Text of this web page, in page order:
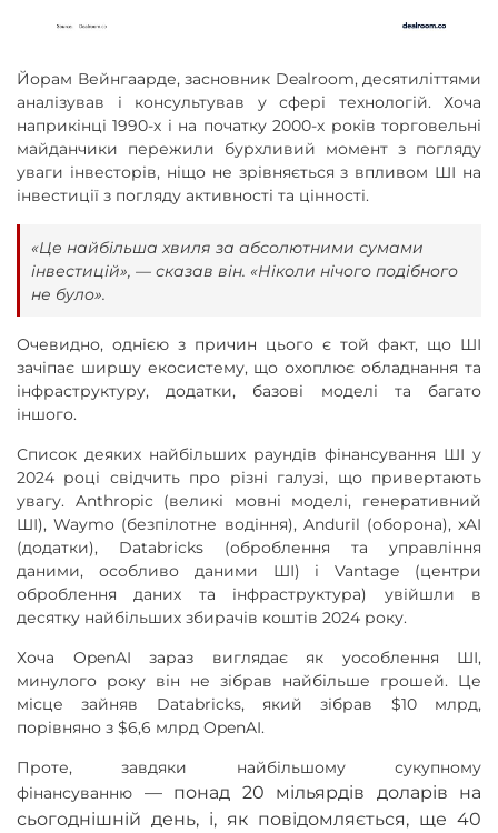
Йорам Вейнгаарде, засновник Dealroom, десятиліттями
аналізував і консультував у сфері технологій. Хоча
наприкінці 1990-х і на початку 2000-х років торговельні
майданчики пережили бурхливий момент з погляду
уваги інвесторів, ніщо не зрівняється з впливом ШІ на
інвестиції з погляду активності та цінності.
«Це найбільша хвиля за абсолютними сумами
інвестицій», — сказав він. «Ніколи нічого подібного
не було».
Очевидно, однією з причин цього є той факт, що ШІ
зачіпає ширшу екосистему, що охоплює обладнання та
інфраструктуру, додатки, базові моделі та багато
іншого.
Список деяких найбільших раундів фінансування ШІ у
2024 році свідчить про різні галузі, що привертають
увагу. Anthropic (великі мовні моделі, генеративний
ШІ), Waymo (безпілотне водіння), Anduril (оборона), xAI
(додатки), Databricks (оброблення та управління
даними, особливо даними ШІ) і Vantage (центри
оброблення даних та інфраструктура) увійшли в
десятку найбільших збирачів коштів 2024 року.
Хоча OpenAI зараз виглядає як уособлення ШІ,
минулого року він не зібрав найбільше грошей. Це
місце зайняв Databricks, який зібрав $10 млрд,
порівняно з $6,6 млрд OpenAI.
Проте, завдяки найбільшому сукупному
фінансуванню —понад 20 мільярдів доларів на
сьогоднішній день, і, як повідомляється, ще 40